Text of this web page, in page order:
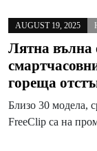
AUGUST 19, 2025
Лятна вълна
гореща
Близо 30 модела,
FreeClip са на